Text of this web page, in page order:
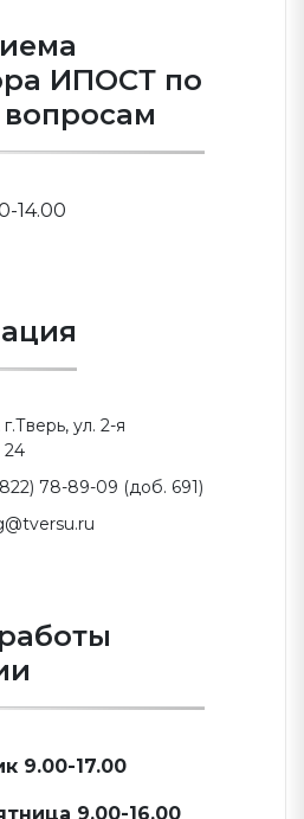
ИПОСТ по
14.00
ул. 2-я
24
78-89-09 (доб. 691)
9.00-17.00
9.00-16.00